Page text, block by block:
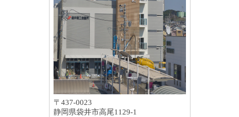
〒437-0023
静岡県袋井市高尾1129-1